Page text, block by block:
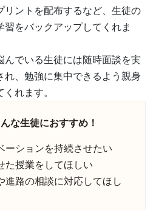
リントを配布するなど、生徒の
をバックアップしてくれま
んでいる生徒には随時面談を実
れ、勉強に集中できるよう親身
れます。
な生徒におすすめ！
ーションを持続させたい
た授業をしてほしい
進路の相談に対応してほし